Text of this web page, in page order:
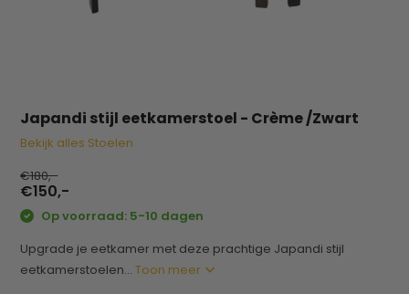
Japandi stijl eetkamerstoel - Crème /Zwart
Bekijk alles Stoelen
€180,-
€150,-
Op voorraad: 5-10 dagen
Upgrade je eetkamer met deze prachtige Japandi stijl
eetkamerstoelen...Toon meer